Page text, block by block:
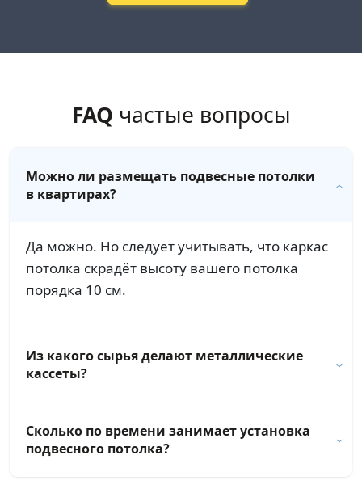
FAQ частые вопросы
Можно ли размещать подвесные потолки
в квартирах?
Да можно. Но следует учитывать, что каркас
потолка скрадёт высоту вашего потолка
порядка 10 см.
Из какого сырья делают металлические
кассеты?
Сколько по времени занимает установка
подвесного потолка?